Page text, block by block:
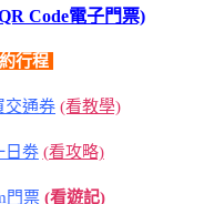
Code電子門票)
行程
交通券 (看教學)
日劵 (看攻略)
門票 (看遊記)